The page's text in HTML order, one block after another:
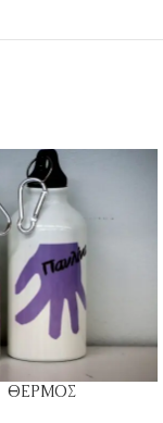
ΘΕΡΜΟΣ